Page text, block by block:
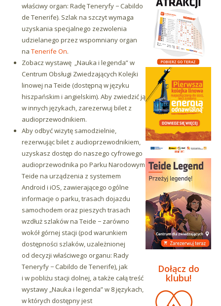
właściwy organ: Radę Teneryfy − Cabildo
de Tenerife). Szlak na szczyt wymaga
uzyskania specjalnego zezwolenia
udzielanego przez wspomniany organ
na Tenerife On.
Zobacz wystawę „Nauka i legenda”w
Centrum Obsługi Zwiedzających Kolejki
linowej na Teide (dostępną w języku
hiszpańskim i angielskim). Aby zwiedzić ją
w innych językach, zarezerwuj bilet z
audioprzewodnikiem.
Aby odbyć wizytę samodzielnie,
rezerwując bilet z audioprzewodnikiem,
uzyskasz dostęp do naszego cyfrowego
audioprzewodnika po Parku Narodowym
Teide na urządzenia z systemem
Android i iOS, zawierającego ogólne
informacje o parku, trasach dojazdu
samochodem oraz pieszych trasach
wzdłuż szlaków na Teide − zarówno
wokół górnej stacji (pod warunkiem
dostępności szlaków, uzależnionej
od decyzji właściwego organu: Rady
Teneryfy − Cabildo de Tenerife), jak
i w pobliżu stacji dolnej, a także całą treść
wystawy „Nauka i legenda” w 8 językach,
w których dostępny jest
Dołącz do
klubu!